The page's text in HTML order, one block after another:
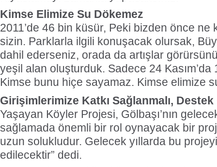
Kimse Elimize Su Dökemez
2011’de 46 bin küsür, Peki bizden önce ne
sizin. Parklarla ilgili konuşacak olursak,
dahil ederseniz, orada da artışlar
yeşil alan oluşturduk. Sadece 24 Kasım’da
Kimse bunu hiçe sayamaz. Kimse elimize
Girişimlerimize Katkı Sağlanmalı, Destek
Yaşayan Köyler Projesi, Gölbaşı’nın
sağlamada önemli bir rol oynayacak bir
uzun solukludur. Gelecek yıllarda bu
edilecektir” dedi.